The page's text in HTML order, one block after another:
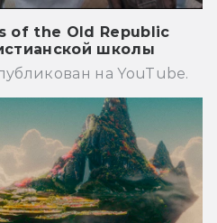
of the Old Republic
школы
на YouTube.